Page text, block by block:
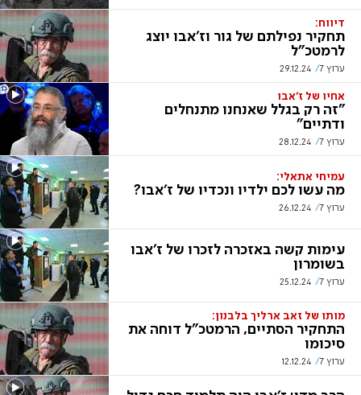
דיווח:
תחקיר נפילתם של גור וז'אבו יוצג
לרמטכ"ל
ערוץ 7 29.12.24
אחיו של ז'אבו
"זה רק בגלל שאנחנו מתנחלים
ודתיים"
ערוץ 7 28.12.24
עמיחי אתאלי:
מה עשו לכם ילדיו ונכדיו של ז'אבו?
ערוץ 7 26.12.24
עימות קשה באזכרה לזכרו של ז'אבו
בשומרון
ערוץ 7 25.12.24
מותו של זאב ארליך בלבנון:
התחקיר הסתיים, הרמטכ"ל דוחה את
סיכומו
ערוץ 7 12.12.24